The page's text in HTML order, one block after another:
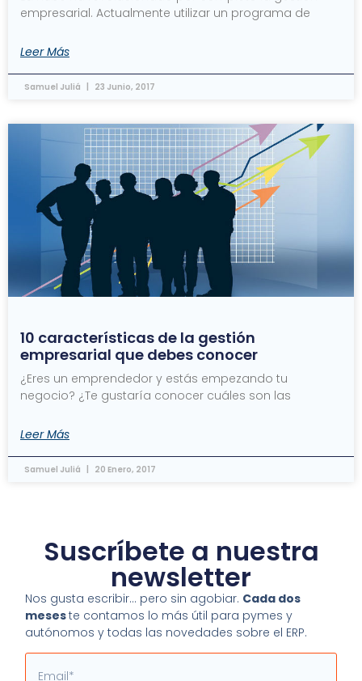
empresarial. Actualmente utilizar un programa de
Leer Más
Samuel Juliá 23 Junio, 2017
10 características de la gestión
empresarial que debes conocer
¿Eres un emprendedor y estás empezando tu
negocio? ¿Te gustaría conocer cuáles son las
Leer Más
Samuel Juliá 20 Enero, 2017
Suscríbete a nuestra
newsletter
Nos gusta escribir… pero sin agobiar. Cada dos
meseste contamos lo más útil para pymes y
autónomos y todas las novedades sobre el ERP.
Email